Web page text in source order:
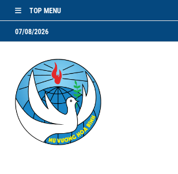
TOP MENU
07/08/2026